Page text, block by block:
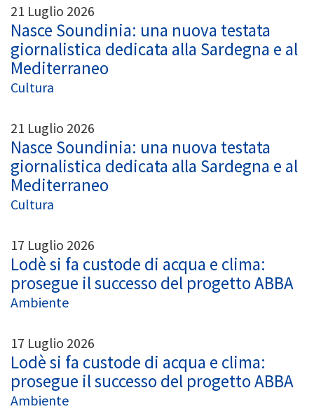
21 Luglio 2026
Nasce Soundinia: una nuova testata
giornalistica dedicata alla Sardegna e al
Mediterraneo
Cultura
21 Luglio 2026
Nasce Soundinia: una nuova testata
giornalistica dedicata alla Sardegna e al
Mediterraneo
Cultura
17 Luglio 2026
Lodè si fa custode di acqua e clima:
prosegue il successo del progetto ABBA
Ambiente
17 Luglio 2026
Lodè si fa custode di acqua e clima:
prosegue il successo del progetto ABBA
Ambiente